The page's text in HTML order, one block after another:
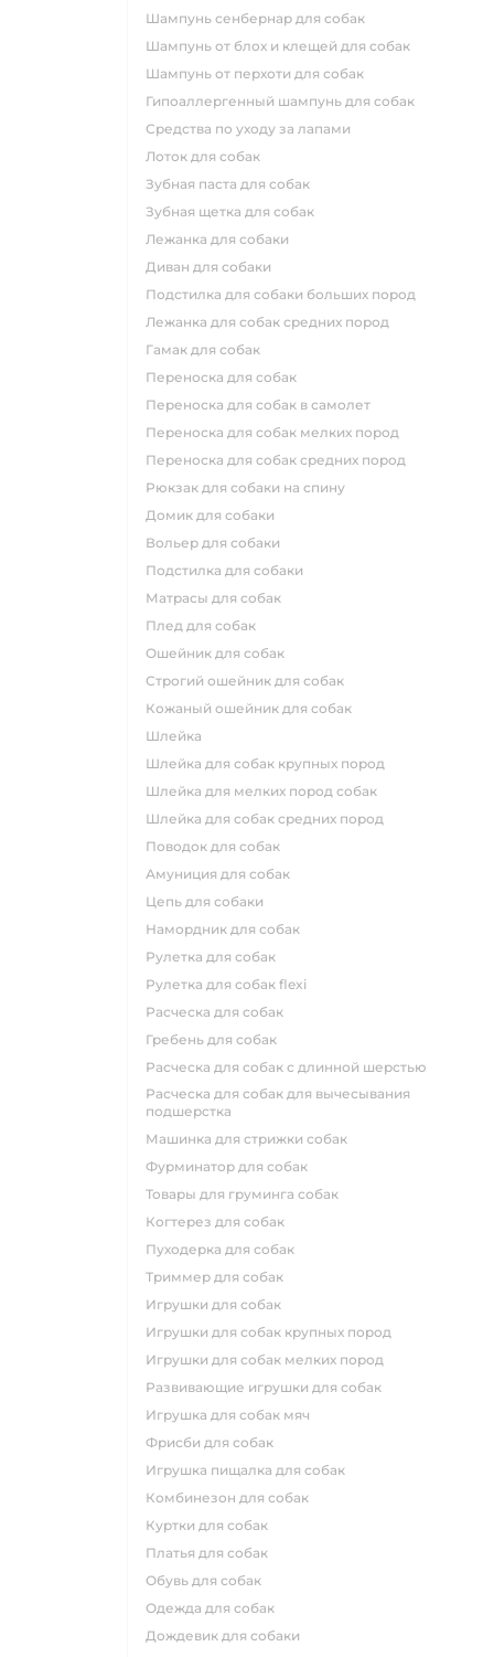
шампунь сенбернар для собак
шампунь от блох и клещей для собак
шампунь от перхоти для собак
гипоаллергенный шампунь для собак
средства по уходу за лапами
лоток для собак
зубная паста для собак
зубная щетка для собак
лежанка для собаки
диван для собаки
подстилка для собаки больших пород
лежанка для собак средних пород
гамак для собак
переноска для собак
переноска для собак в самолет
переноска для собак мелких пород
переноска для собак средних пород
рюкзак для собаки на спину
домик для собаки
вольер для собаки
подстилка для собаки
матрасы для собак
плед для собак
ошейник для собак
строгий ошейник для собак
кожаный ошейник для собак
шлейка
шлейка для собак крупных пород
шлейка для мелких пород собак
шлейка для собак средних пород
поводок для собак
амуниция для собак
цепь для собаки
намордник для собак
рулетка для собак
рулетка для собак flexi
расческа для собак
гребень для собак
расческа для собак с длинной шерстью
расческа для собак для вычесывания
подшерстка
машинка для стрижки собак
фурминатор для собак
товары для груминга собак
когтерез для собак
пуходерка для собак
триммер для собак
игрушки для собак
игрушки для собак крупных пород
игрушки для собак мелких пород
развивающие игрушки для собак
игрушка для собак мяч
фрисби для собак
игрушка пищалка для собак
комбинезон для собак
куртки для собак
платья для собак
обувь для собак
одежда для собак
дождевик для собаки